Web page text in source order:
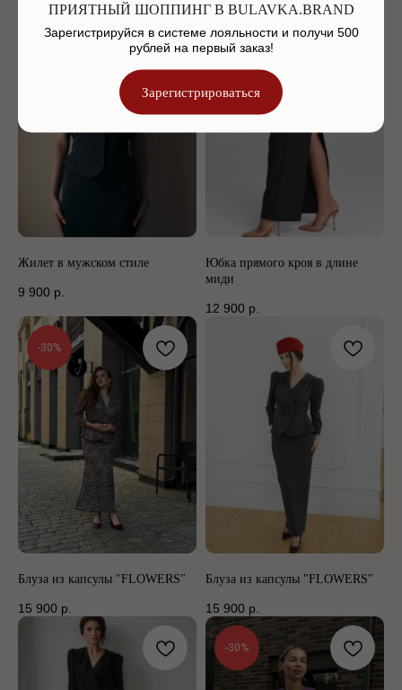
Жилет в мужском стиле
9 900 р.
Юбка прямого кроя в длине
миди
12 900 р.
-30%
Блуза из капсулы "FLOWERS"
15 900 р.
Блуза из капсулы "FLOWERS"
15 900 р.
-30%
ПРИЯТНЫЙ ШОППИНГ В BULAVKA.BRAND
Зарегистрируйся в системе лояльности и получи 500
рублей на первый заказ!
Зарегистрироваться